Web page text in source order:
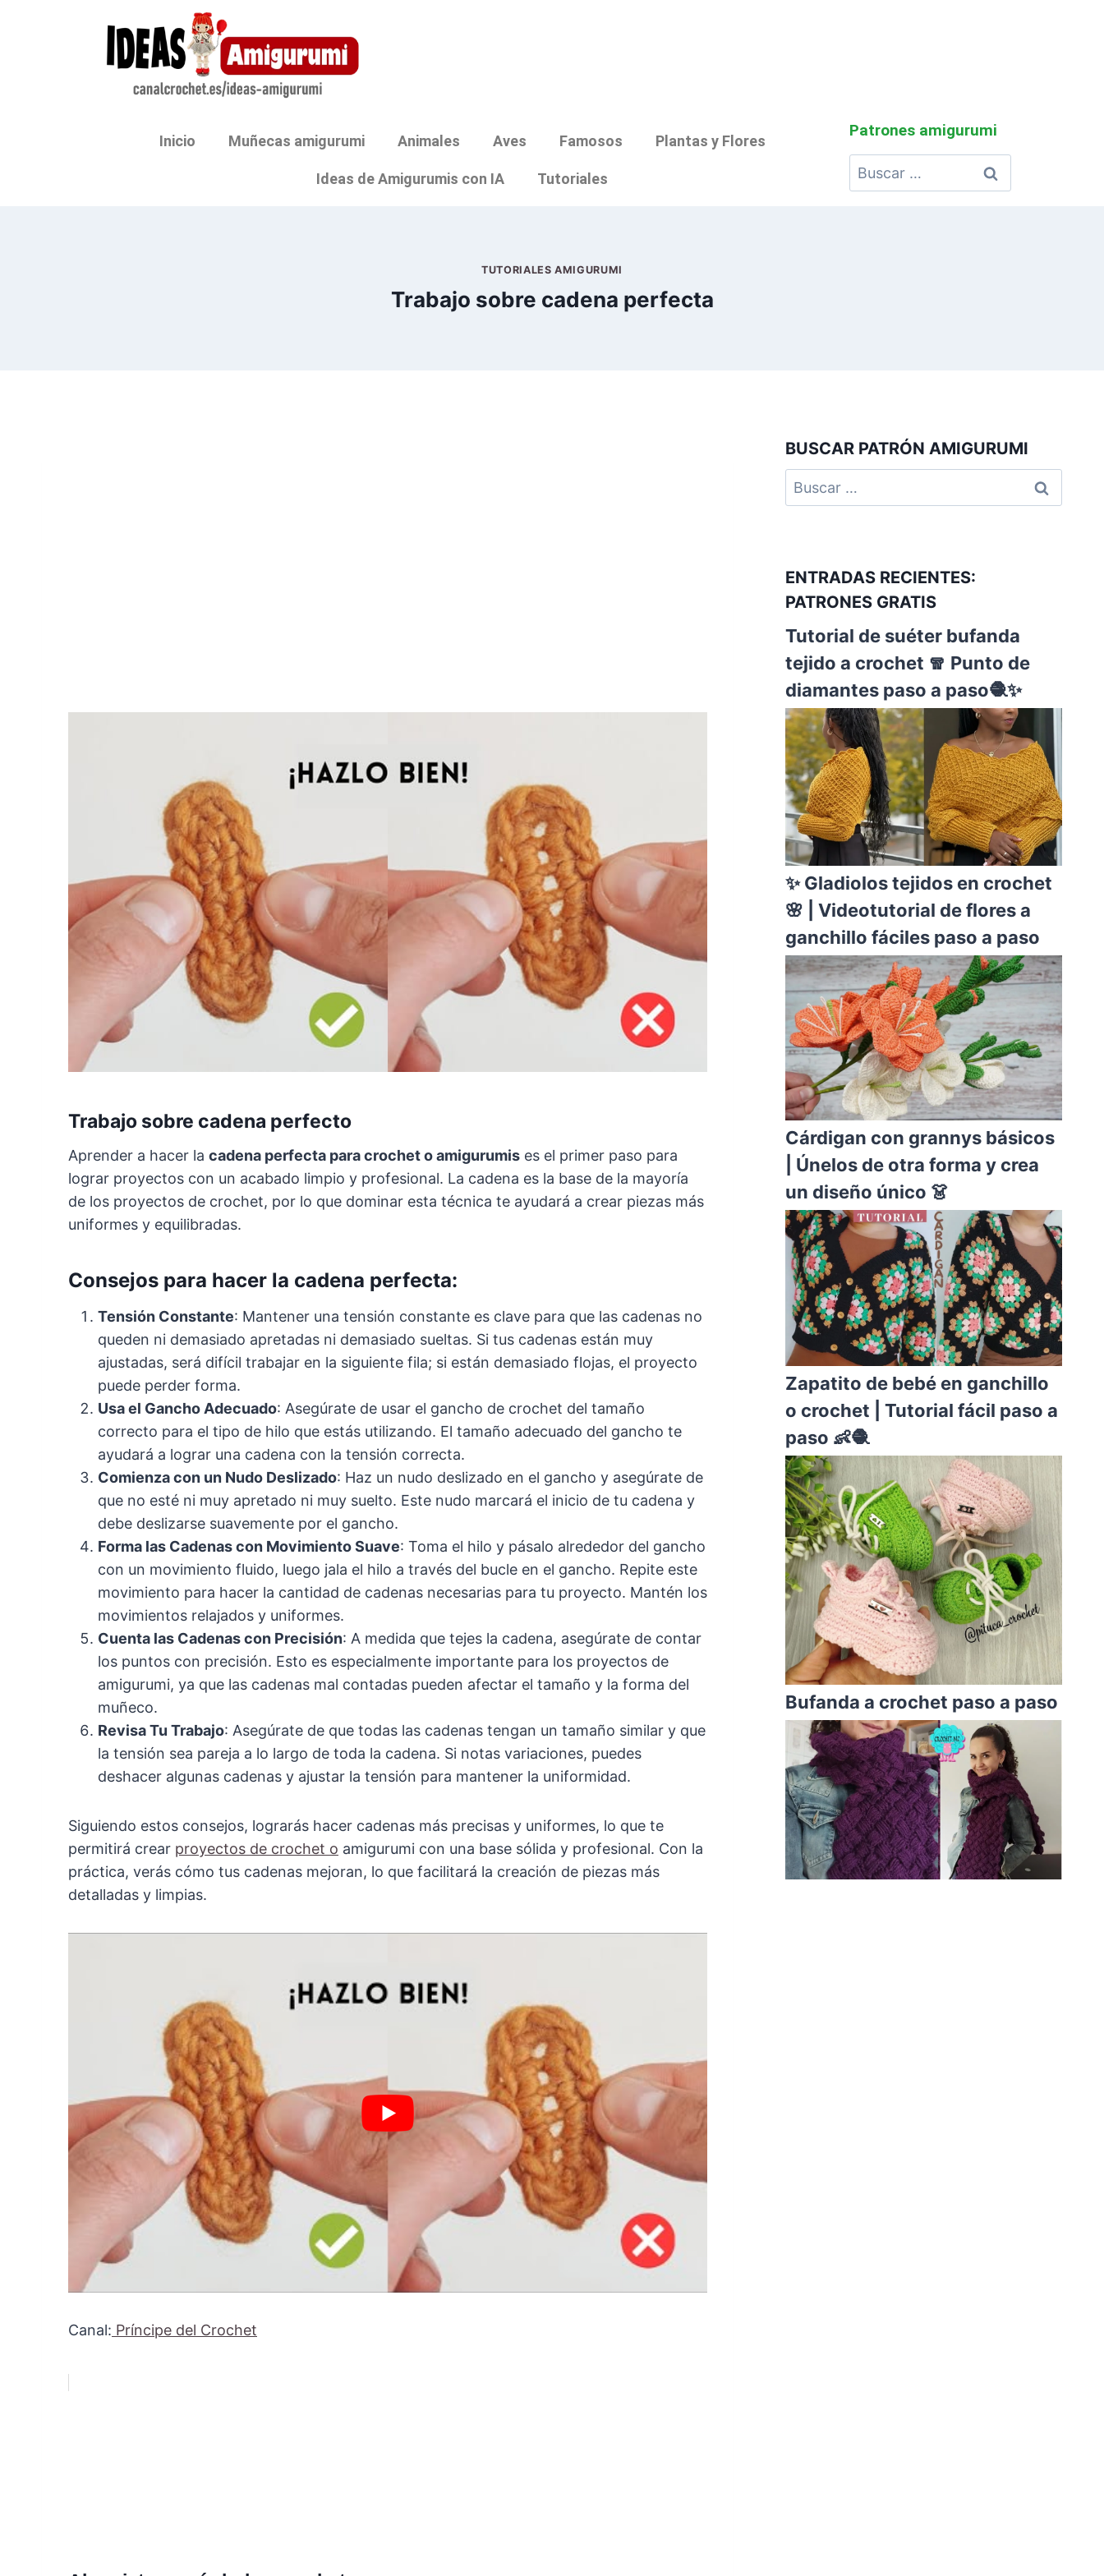
Inicio Muñecas amigurumi Animales Aves Famosos Plantas y Flores
Ideas de Amigurumis con IA Tutoriales
Patrones amigurumi
TUTORIALES AMIGURUMI
Trabajo sobre cadena perfecta
Trabajo sobre cadena perfecto
Aprender a hacer la cadena perfecta para crochet o amigurumis es el primer paso para
lograr proyectos con un acabado limpio y profesional. La cadena es la base de la mayoría
de los proyectos de crochet, por lo que dominar esta técnica te ayudará a crear piezas más
uniformes y equilibradas.
Consejos para hacer la cadena perfecta:
Tensión Constante: Mantener una tensión constante es clave para que las cadenas no
queden ni demasiado apretadas ni demasiado sueltas. Si tus cadenas están muy
ajustadas, será difícil trabajar en la siguiente fila; si están demasiado flojas, el proyecto
puede perder forma.
Usa el Gancho Adecuado: Asegúrate de usar el gancho de crochet del tamaño
correcto para el tipo de hilo que estás utilizando. El tamaño adecuado del gancho te
ayudará a lograr una cadena con la tensión correcta.
Comienza con un Nudo Deslizado: Haz un nudo deslizado en el gancho y asegúrate de
que no esté ni muy apretado ni muy suelto. Este nudo marcará el inicio de tu cadena y
debe deslizarse suavemente por el gancho.
Forma las Cadenas con Movimiento Suave: Toma el hilo y pásalo alrededor del gancho
con un movimiento fluido, luego jala el hilo a través del bucle en el gancho. Repite este
movimiento para hacer la cantidad de cadenas necesarias para tu proyecto. Mantén los
movimientos relajados y uniformes.
Cuenta las Cadenas con Precisión: A medida que tejes la cadena, asegúrate de contar
los puntos con precisión. Esto es especialmente importante para los proyectos de
amigurumi, ya que las cadenas mal contadas pueden afectar el tamaño y la forma del
muñeco.
Revisa Tu Trabajo: Asegúrate de que todas las cadenas tengan un tamaño similar y que
la tensión sea pareja a lo largo de toda la cadena. Si notas variaciones, puedes
deshacer algunas cadenas y ajustar la tensión para mantener la uniformidad.
Siguiendo estos consejos, lograrás hacer cadenas más precisas y uniformes, lo que te
permitirá crear proyectos de crochet o amigurumi con una base sólida y profesional. Con la
práctica, verás cómo tus cadenas mejoran, lo que facilitará la creación de piezas más
detalladas y limpias.
Canal: Príncipe del Crochet
BUSCAR PATRÓN AMIGURUMI
ENTRADAS RECIENTES:
PATRONES GRATIS
Tutorial de suéter bufanda
tejido a crochet 🧣 Punto de
diamantes paso a paso🧶✨
✨ Gladiolos tejidos en crochet
🌸 | Videotutorial de flores a
ganchillo fáciles paso a paso
Cárdigan con grannys básicos
| Únelos de otra forma y crea
un diseño único 👗
Zapatito de bebé en ganchillo
o crochet | Tutorial fácil paso a
paso 👶🧶
Bufanda a crochet paso a paso